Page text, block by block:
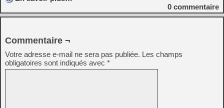
0 commentaire
Commentaire ¬
Votre adresse e-mail ne sera pas publiée. Les champs
obligatoires sont indiqués avec *